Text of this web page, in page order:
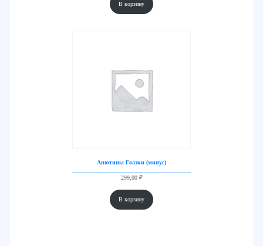
В корзину
Анютины Глазки (минус)
299,00 ₽
В корзину